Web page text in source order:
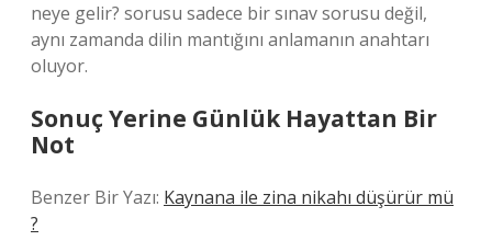
neye gelir? sorusu sadece bir sınav sorusu değil,
aynı zamanda dilin mantığını anlamanın anahtarı
oluyor.
Sonuç Yerine Günlük Hayattan Bir
Not
Benzer Bir Yazı: Kaynana ile zina nikahı düşürür mü
?